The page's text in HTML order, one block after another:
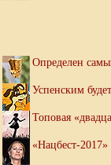
Определен
Успенским
Топовая
«Нацбест-